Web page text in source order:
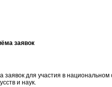
заявок
заявок для участия в
и наук.